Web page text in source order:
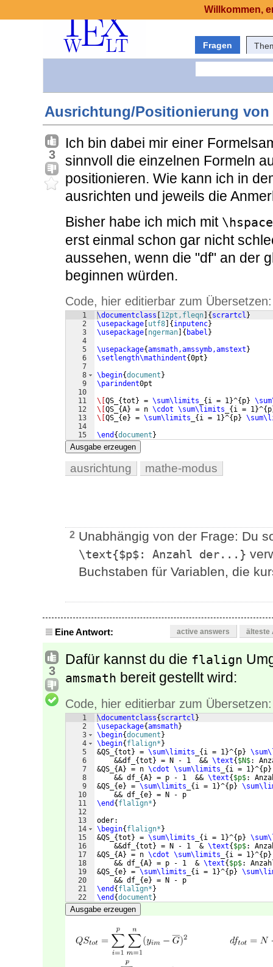
Fragen
Ausrichtung/Positionierung von
3
Ich bin dabei mir einer
sinnvoll die einzelnen Formeln
positionieren. Wie kann ich in
ausrichten und jeweils die
Bisher habe ich mich mit
erst einmal schon gar nicht
aussehen, wenn die "df" an der
beginnen würden.
Code, hier editierbar zum Übersetzen:
1
2
3
4
5
6
7
8
9
10
11
12
13
14
15
\documentclass 12pt,fleqn { scrartcl }
\usepackage utf8 { inputenc}
\usepackage ngerman { babel }
\usepackage{amsmath,amssymb,amstext }
\setlength\mathindent{0pt }
\begin{document }
\parindent0pt
\[ QS_ {tot } = \sum\limits { i = 1}^{ p}
\[ QS_ {A} = n \cdot \sum\limits { i = 1}^{ p
\[ QS_ {e} = \sum\limits { i = 1}^{ p}
\end {document }
Ausgabe erzeugen
ausrichtung mathe-modus
2 Unabhängig von der Frage: Du
\text{$p$: Anzahl der...}
Buchstaben für Variablen, die
Eine Antwort: active answers älteste
3
Dafür kannst du die flalign
amsmath bereit gestellt wird:
Code, hier editierbar zum Übersetzen:
1
2
3
4
5
6
7
8
9
10
11
12
13
14
15
16
17
18
19
20
21
22
\documentclass{ scrartcl }
\usepackage{amsmath}
\begin{document }
\begin{ flalign* }
&QS_ {tot } = \sum\limits { i = 1}^{ p}
    &&df_
{tot } = N - 1  && \text{ $N$:
&QS_ {A} = n \cdot \sum\limits { i = 1}^{ p}
    && df_
{A} = p - 1  && \text{ $p$:
&QS_ {e} = \sum\limits { i = 1}^{ p}
    && df_
{e} = N - p
\end { flalign* }
oder:
\begin{ flalign* }
&QS_ {tot } = \sum\limits { i = 1}^{ p}
    &&df_
{tot } = N - 1  & \text{ $p$:
&QS_ {A} = n \cdot \sum\limits { i = 1}^{ p}
    && df_
{A} = p - 1  & \text{ $p$:
&QS_ {e} = \sum\limits { i = 1}^{ p}
    && df_
{e} = N - p
\end { flalign* }
\end {document }
Ausgabe erzeugen
Willkommen,